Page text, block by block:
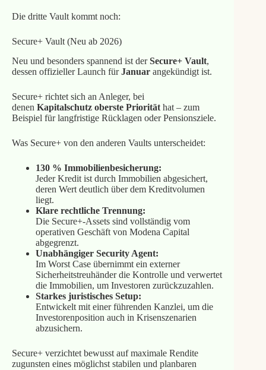
Die dritte Vault kommt noch:
Secure+ Vault (Neu ab 2026)
Neu und besonders spannend ist derSecure+ Vault,
dessen offizieller Launch fürJanuarangekündigt ist.
Secure+ richtet sich an Anleger, bei
denen Kapitalschutz oberste Prioritäthat – zum
Beispiel für langfristige Rücklagen oder Pensionsziele.
Was Secure+ von den anderen Vaults unterscheidet:
130 % Immobilienbesicherung:
Jeder Kredit ist durch Immobilien abgesichert,
deren Wert deutlich über dem Kreditvolumen
liegt.
Klare rechtliche Trennung:
Die Secure+‑Assets sind vollständig vom
operativen Geschäft von Modena Capital
abgegrenzt.
Unabhängiger Security Agent:
Im Worst Case übernimmt ein externer
Sicherheitstreuhänder die Kontrolle und verwertet
die Immobilien, um Investoren zurückzuzahlen.
Starkes juristisches Setup:
Entwickelt mit einer führenden Kanzlei, um die
Investorenposition auch in Krisenszenarien
abzusichern.
Secure+ verzichtet bewusst auf maximale Rendite
zugunsten eines möglichst stabilen und planbaren